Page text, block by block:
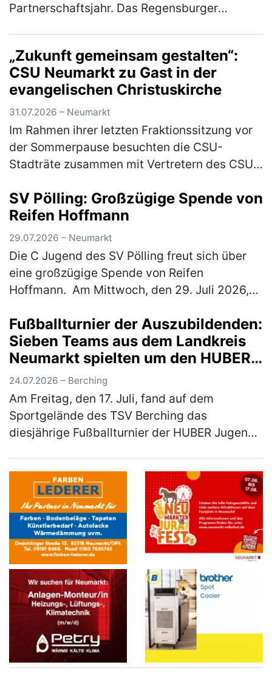
Partnerschaftsjahr. Das Regensburger
f…(mehr)
„Zukunft gemeinsam gestalten“:
CSU Neumarkt zu Gast in der
evangelischen Christuskirche
31.07.2026 – Neumarkt
Im Rahmen ihrer letzten Fraktionssitzung vor
der Sommerpause besuchten die CSU-
Stadträte zusammen mit Vertretern des CSU-
Christuskirche. Geschäftsführender Pfarrer
Mich…(mehr)
SV Pölling: Großzügige Spende von
Reifen Hoffmann
29.07.2026 – Neumarkt
Die C Jugend des SV Pölling freut sich über
eine großzügige Spende von Reifen
Hoffmann. Am Mittwoch, den 29. Juli 2026,
Mannschaft übergeben. Der SV Pölling
bedank…(mehr)
Fußballturnier der Auszubildenden:
Sieben Teams aus dem Landkreis
Neumarkt spielten um den HUBER
Azubi-Cup
24.07.2026 – Berching
Am Freitag, den 17. Juli, fand auf dem
Sportgelände des TSV Berching das
diesjährige Fußballturnier der HUBER Jugend-
(mehr)